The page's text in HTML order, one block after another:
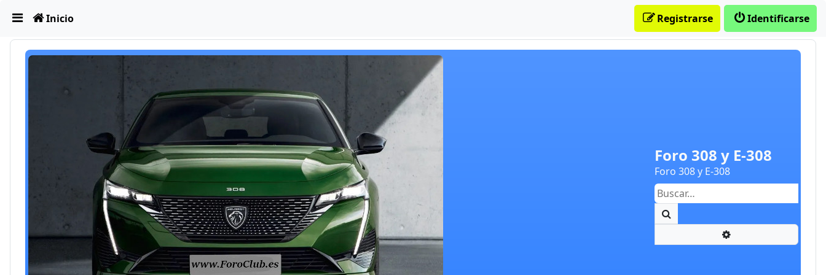
Obviar
Foro 308 y E-308
Foro 308 y E-308
Inicio Identificarse
Registrarse